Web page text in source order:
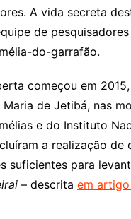
A vida secreta
de
do-garrafão.
começou em
de Jetibá, nas
e do Instituto
a realização
suficientes para
– descrita em